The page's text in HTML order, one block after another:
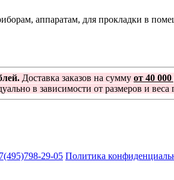
аппаратам, для прокладки в
Доставка заказов на сумму от 40
в зависимости от размеров и веса
29-05 Политика